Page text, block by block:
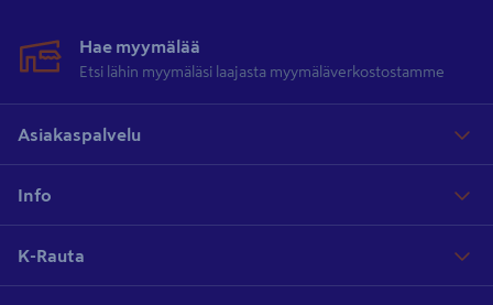
Hae myymälää
Etsi lähin myymäläsi laajasta myymäläverkostostamme
Asiakaspalvelu
Info
K-Rauta